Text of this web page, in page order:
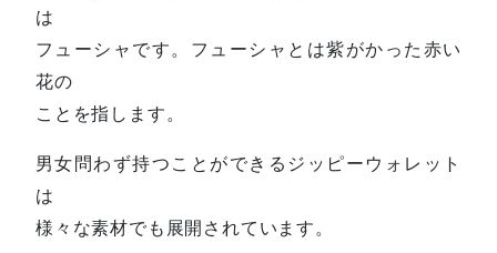
は
フューシャです。フューシャとは紫がかった赤い
花の
ことを指します。
男女問わず持つことができるジッピーウォレット
は
様々な素材でも展開されています。